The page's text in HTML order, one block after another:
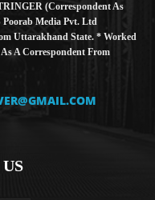
(Correspondent As
Poorab Media Pvt. Ltd
Uttarakhand State. * Worked
A Correspondent From